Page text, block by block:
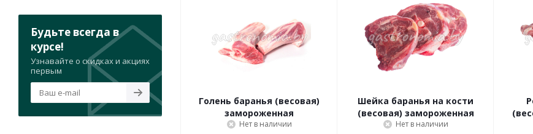
Голень баранья (весовая)
замороженная
Нет в наличии
Шейка баранья на кости
(весовая) замороженная
Нет в наличии
Будьте всегда в
курсе!
Узнавайте о скидках и акциях
первым